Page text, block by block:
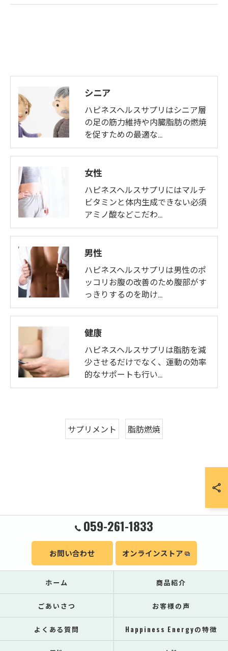
シニア
ハピネスヘルスサプリはシニア層
の足の筋力維持や内臓脂肪の燃焼
を促すための最適な…
女性
ハピネスヘルスサプリにはマルチ
ビタミンと体内生成できない必須
アミノ酸などこだわ…
男性
ハピネスヘルスサプリは男性のポ
ッコリお腹の改善のため腹部がす
っきりするのを助け…
健康
ハピネスヘルスサプリは脂肪を減
少させるだけでなく、運動の効率
的なサポートも行い…
サプリメント 脂肪燃焼
059-261-1833
お問い合わせ オンラインストア
ホーム 商品紹介
ごあいさつ お客様の声
よくある質問 Happiness Energyの特徴